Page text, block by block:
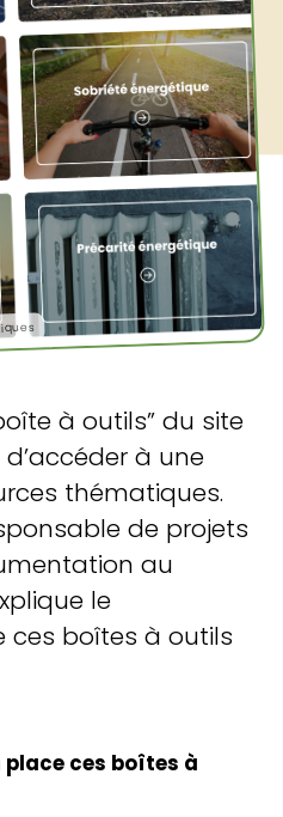
à outils” du site
à une
thématiques.
de projets
au
le
ces boîtes à outils
place ces boîtes à